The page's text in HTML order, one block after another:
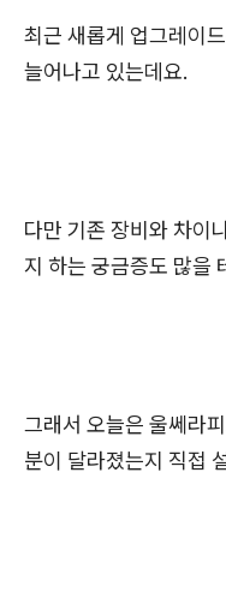
최근 새롭게 업그레이
늘어나고 있는데요.
다만 기존 장비와 차이
지 하는 궁금증도 많을
그래서 오늘은 울쎄라
분이 달라졌는지 직접